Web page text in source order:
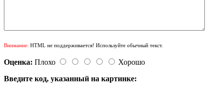
Внимание: HTML не поддерживается! Используйте обычный текст.
Оценка: Плохо
Хорошо
Введите код, указанный на картинке: